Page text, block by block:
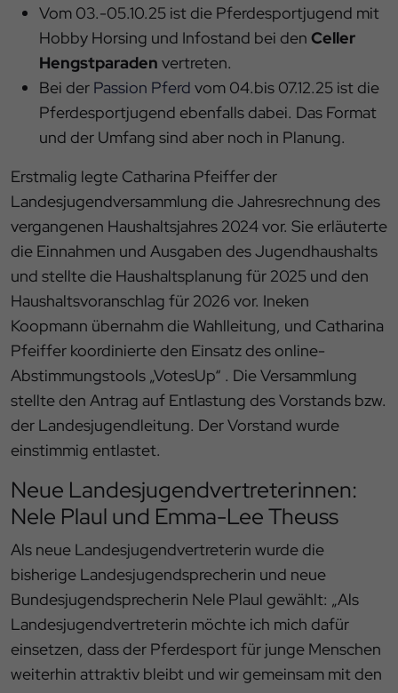
Vom 03.-05.10.25 ist die Pferdesportjugend mit
Hobby Horsing und Infostand bei den Celler
Hengstparaden vertreten.
Bei der Passion Pferd vom 04.bis 07.12.25 ist die
Pferdesportjugend ebenfalls dabei. Das Format
und der Umfang sind aber noch in Planung.
Erstmalig legte Catharina Pfeiffer der
Landesjugendversammlung die Jahresrechnung des
vergangenen Haushaltsjahres 2024 vor. Sie erläuterte
die Einnahmen und Ausgaben des Jugendhaushalts
und stellte die Haushaltsplanung für 2025 und den
Haushaltsvoranschlag für 2026 vor. Ineken
Koopmann übernahm die Wahlleitung, und Catharina
Pfeiffer koordinierte den Einsatz des online-
Abstimmungstools „VotesUp“ . Die Versammlung
stellte den Antrag auf Entlastung des Vorstands bzw.
der Landesjugendleitung. Der Vorstand wurde
einstimmig entlastet.
Neue Landesjugendvertreterinnen:
Nele Plaul und Emma-Lee Theuss
Als neue Landesjugendvertreterin wurde die
bisherige Landesjugendsprecherin und neue
Bundesjugendsprecherin Nele Plaul gewählt: „Als
Landesjugendvertreterin möchte ich mich dafür
einsetzen, dass der Pferdesport für junge Menschen
weiterhin attraktiv bleibt und wir gemeinsam mit den